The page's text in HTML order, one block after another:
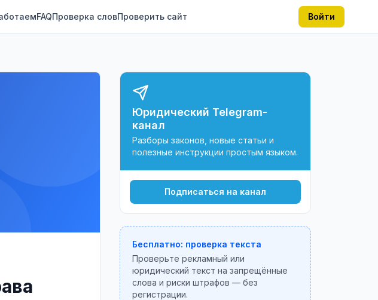
FAQПроверка словПроверить сайт Войти
Юридический Telegram-
канал
Разборы законов, новые статьи и
полезные инструкции простым языком.
Подписаться на канал
Бесплатно: проверка текста
Проверьте рекламный или
юридический текст на запрещённые
слова и риски штрафов — без
регистрации.